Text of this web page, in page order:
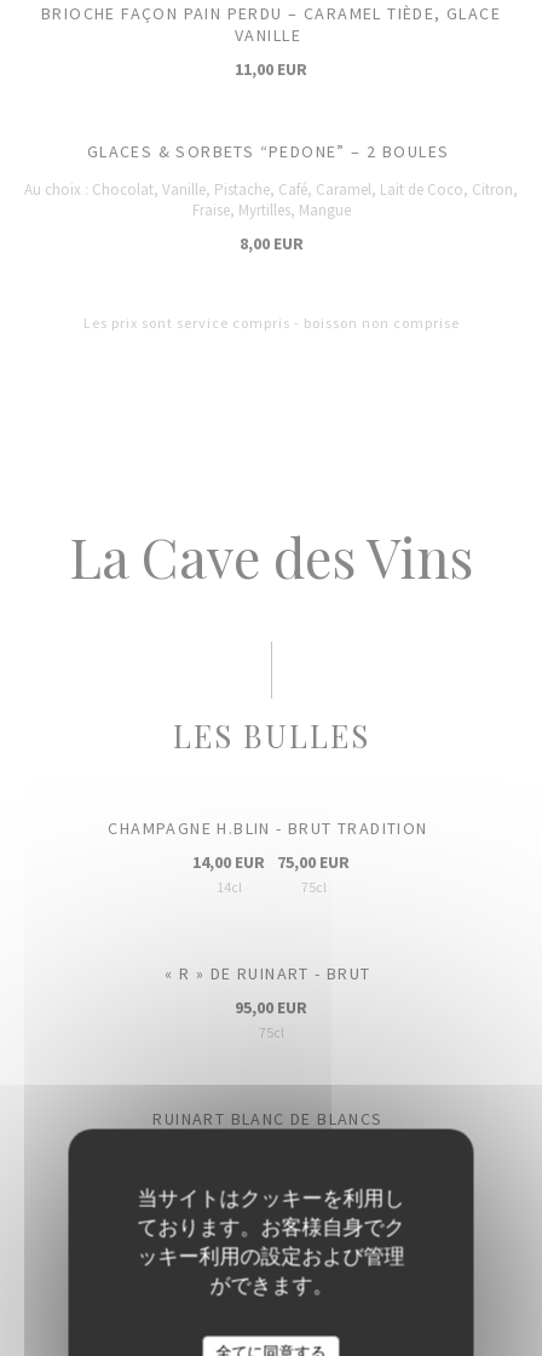
当サイトはクッキーを利用し
ております。お客様自身でク
ッキー利用の設定および管理
ができます。
全てに同意する
BRIOCHE FAÇON PAIN PERDU – CARAMEL TIÈDE, GLACE
VANILLE
11,00 EUR
GLACES & SORBETS “PEDONE” – 2 BOULES
Au choix : Chocolat, Vanille, Pistache, Café, Caramel, Lait de Coco, Citron,
Fraise, Myrtilles, Mangue
8,00 EUR
Les prix sont service compris - boisson non comprise
La Cave des Vins
LES BULLES
CHAMPAGNE H.BLIN - BRUT TRADITION
14,00 EUR
14cl
75,00 EUR
75cl
« R » DE RUINART - BRUT
95,00 EUR
75cl
RUINART BLANC DE BLANCS
CHAMPAGNE BILLECART-SALMON - BRUT ROSÉ
110,00 EUR